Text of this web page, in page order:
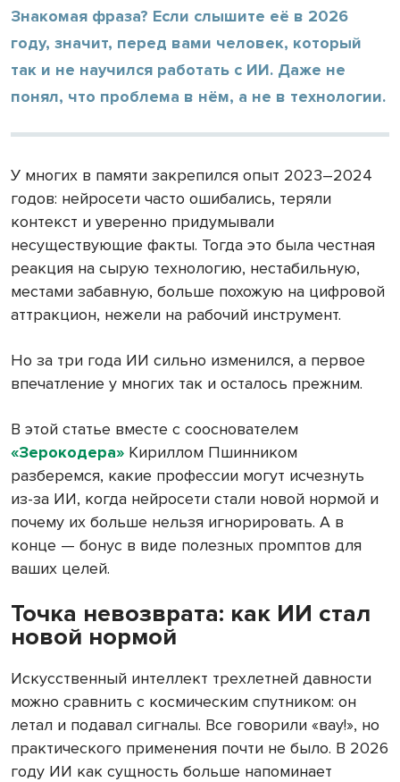
Знакомая фраза? Если слышите её в 2026
году, значит, перед вами человек, который
так и не научился работать с ИИ. Даже не
понял, что проблема в нём, а не в технологии.
У многих в памяти закрепился опыт 2023–2024
годов: нейросети часто ошибались, теряли
контекст и уверенно придумывали
несуществующие факты. Тогда это была честная
реакция на сырую технологию, нестабильную,
местами забавную, больше похожую на цифровой
аттракцион, нежели на рабочий инструмент.
Но за три года ИИ сильно изменился, а первое
впечатление у многих так и осталось прежним.
В этой статье вместе с сооснователем
«Зерокодера» Кириллом Пшинником
разберемся, какие профессии могут исчезнуть
из-за ИИ, когда нейросети стали новой нормой и
почему их больше нельзя игнорировать. А в
конце — бонус в виде полезных промптов для
ваших целей.
Точка невозврата: как ИИ стал
новой нормой
Искусственный интеллект трехлетней давности
можно сравнить с космическим спутником: он
летал и подавал сигналы. Все говорили «вау!», но
практического применения почти не было. В 2026
году ИИ как сущность больше напоминает